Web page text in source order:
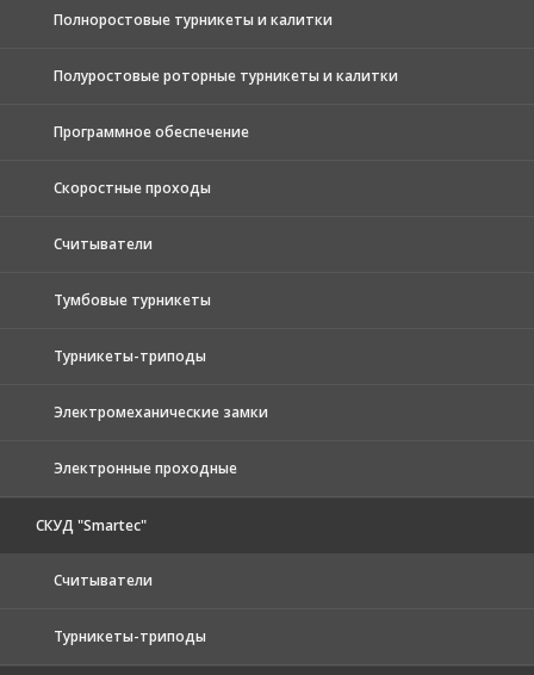
Полноростовые турникеты и калитки
Полуростовые роторные турникеты и калитки
Программное обеспечение
Скоростные проходы
Считыватели
Тумбовые турникеты
Турникеты-триподы
Электромеханические замки
Электронные проходные
СКУД "Smartec"
Считыватели
Турникеты-триподы